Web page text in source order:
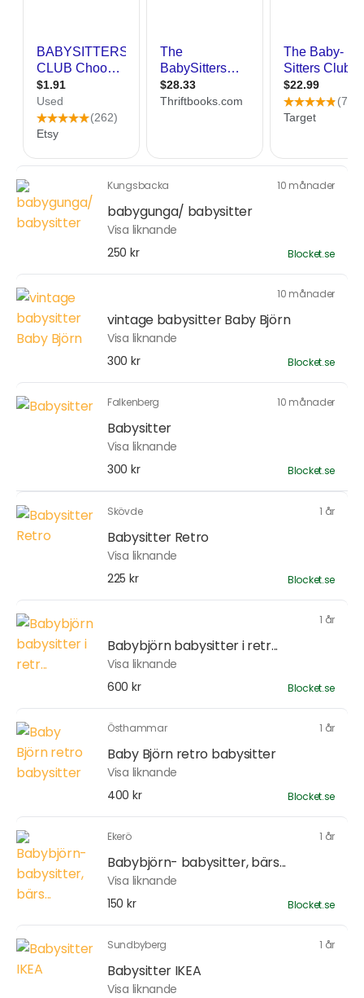
Kungsbacka 10 månader
babygunga/ babysitter
Visa liknande
250 kr
Blocket.se
10 månader
vintage babysitter Baby Björn
Visa liknande
300 kr
Blocket.se
Falkenberg 10 månader
Babysitter
Visa liknande
300 kr
Blocket.se
Skövde 1 år
Babysitter Retro
Visa liknande
225 kr
Blocket.se
1 år
Babybjörn babysitter i retr...
Visa liknande
600 kr
Blocket.se
Östhammar 1 år
Baby Björn retro babysitter
Visa liknande
400 kr
Blocket.se
Ekerö 1 år
Babybjörn- babysitter, bärs...
Visa liknande
150 kr
Blocket.se
Sundbyberg 1 år
Babysitter IKEA
Visa liknande